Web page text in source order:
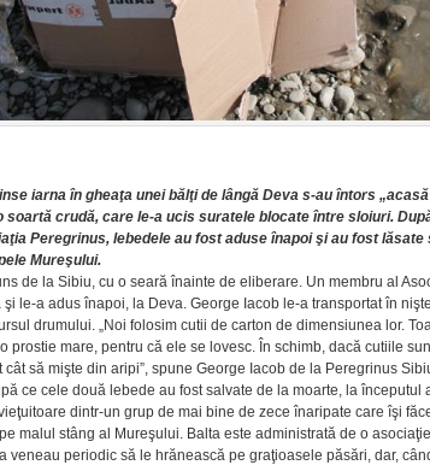
iarna în gheaţa unei bălţi de lângă Deva s-au întors
soartă crudă, care le-a ucis suratele blocate între sloiuri.
Peregrinus, lebedele au fost aduse înapoi şi au fost lăsate
Mureşului.
de la Sibiu, cu o seară înainte de eliberare. Un membru al
le-a adus înapoi, la Deva. George Iacob le-a transportat în
drumului. „Noi folosim cutii de carton de dimensiunea lor.
prostie mare, pentru că ele se lovesc. În schimb, dacă cutiile
cât să mişte din aripi”, spune George Iacob de la Peregrinus
ce cele două lebede au fost salvate de la moarte, la începutul
dintr-un grup de mai bine de zece înaripate care îşi
malul stâng al Mureşului. Balta este administrată de o
veneau periodic să le hrănească pe graţioasele păsări, dar,